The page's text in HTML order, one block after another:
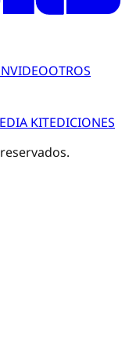
VIDEOOTROS
KITEDICIONES